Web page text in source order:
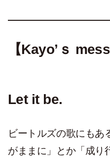
【Kayo’ｓ
Let it be.
ビートルズの歌にもあ
がままに」とか「成り